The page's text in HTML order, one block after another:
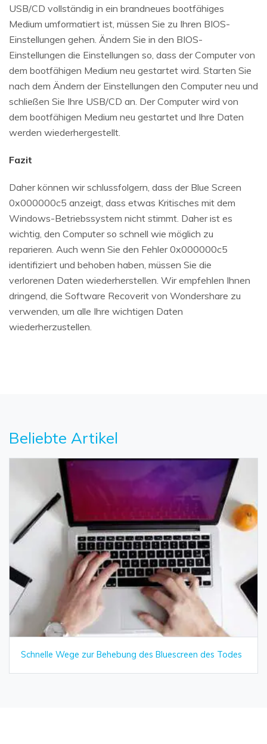
USB/CD vollständig in ein brandneues bootfähiges
Medium umformatiert ist, müssen Sie zu Ihren BIOS-
Einstellungen gehen. Ändern Sie in den BIOS-
Einstellungen die Einstellungen so, dass der Computer von
dem bootfähigen Medium neu gestartet wird. Starten Sie
nach dem Ändern der Einstellungen den Computer neu und
schließen Sie Ihre USB/CD an. Der Computer wird von
dem bootfähigen Medium neu gestartet und Ihre Daten
werden wiederhergestellt.
Fazit
Daher können wir schlussfolgern, dass der Blue Screen
0x000000c5 anzeigt, dass etwas Kritisches mit dem
Windows-Betriebssystem nicht stimmt. Daher ist es
wichtig, den Computer so schnell wie möglich zu
reparieren. Auch wenn Sie den Fehler 0x000000c5
identifiziert und behoben haben, müssen Sie die
verlorenen Daten wiederherstellen. Wir empfehlen Ihnen
dringend, die Software Recoverit von Wondershare zu
verwenden, um alle Ihre wichtigen Daten
wiederherzustellen.
Beliebte Artikel
Schnelle Wege zur Behebung des Bluescreen des Todes